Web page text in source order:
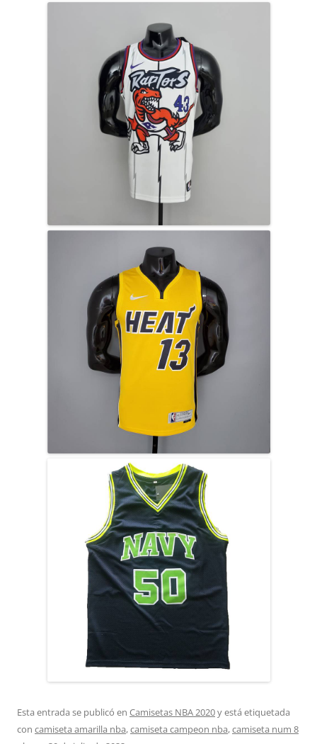
Esta entrada se publicó en Camisetas NBA 2020y está etiquetada
con camiseta amarilla nba,camiseta campeon nba,camiseta num 8